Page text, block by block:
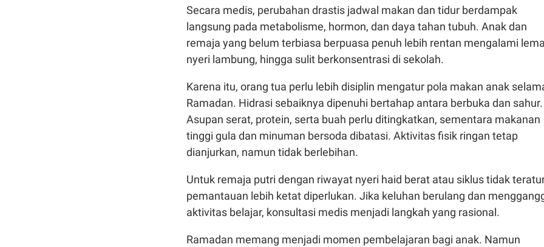
Secara medis, perubahan drastis jadwal makan dan tidur berdampak
langsung pada metabolisme, hormon, dan daya tahan tubuh. Anak dan
remaja yang belum terbiasa berpuasa penuh lebih rentan mengalami
nyeri lambung, hingga sulit berkonsentrasi di sekolah.
Karena itu, orang tua perlu lebih disiplin mengatur pola makan anak
Ramadan. Hidrasi sebaiknya dipenuhi bertahap antara berbuka dan sahur.
Asupan serat, protein, serta buah perlu ditingkatkan, sementara makanan
tinggi gula dan minuman bersoda dibatasi. Aktivitas fisik ringan tetap
dianjurkan, namun tidak berlebihan.
Untuk remaja putri dengan riwayat nyeri haid berat atau siklus tidak
pemantauan lebih ketat diperlukan. Jika keluhan berulang dan
aktivitas belajar, konsultasi medis menjadi langkah yang rasional.
Ramadan memang menjadi momen pembelajaran bagi anak. Namun